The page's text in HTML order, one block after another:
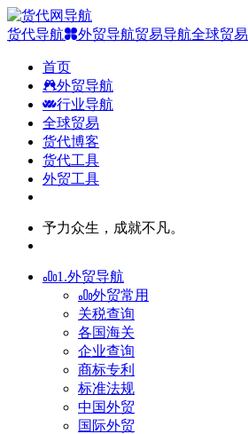
货代导航 外贸导航贸易导航全球贸易
首页
外贸导航
行业导航
全球贸易
货代博客
货代工具
外贸工具
予力众生，成就不凡。
1.外贸导航
外贸常用
关税查询
各国海关
企业查询
商标专利
标准法规
中国外贸
国际外贸